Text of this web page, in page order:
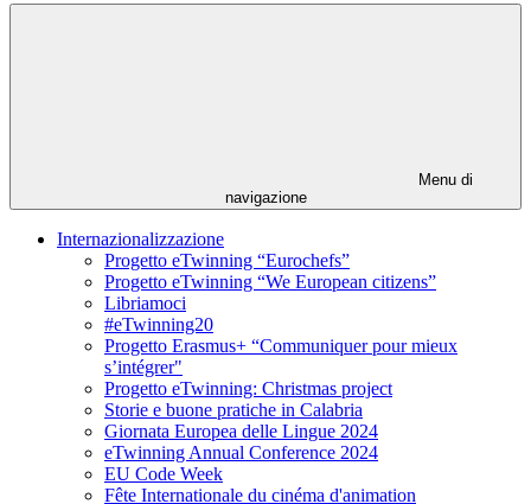
Menu di
navigazione
Internazionalizzazione
Progetto eTwinning “Eurochefs”
Progetto eTwinning “We European citizens”
Libriamoci
#eTwinning20
Progetto Erasmus+ “Communiquer pour mieux
s’intégrer"
Progetto eTwinning: Christmas project
Storie e buone pratiche in Calabria
Giornata Europea delle Lingue 2024
eTwinning Annual Conference 2024
EU Code Week
Fête Internationale du cinéma d'animation